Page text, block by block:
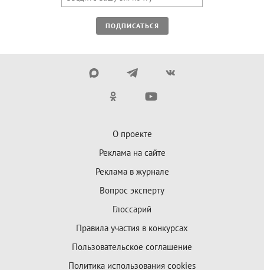
ПОДПИСАТЬСЯ
О проекте
Реклама на сайте
Реклама в журнале
Вопрос эксперту
Глоссарий
Правила участия в конкурсах
Пользовательское соглашение
Политика использования cookies